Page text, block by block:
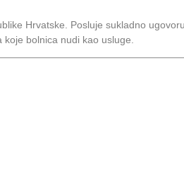
Hrvatske. Posluje sukladno
bolnica nudi kao usluge.